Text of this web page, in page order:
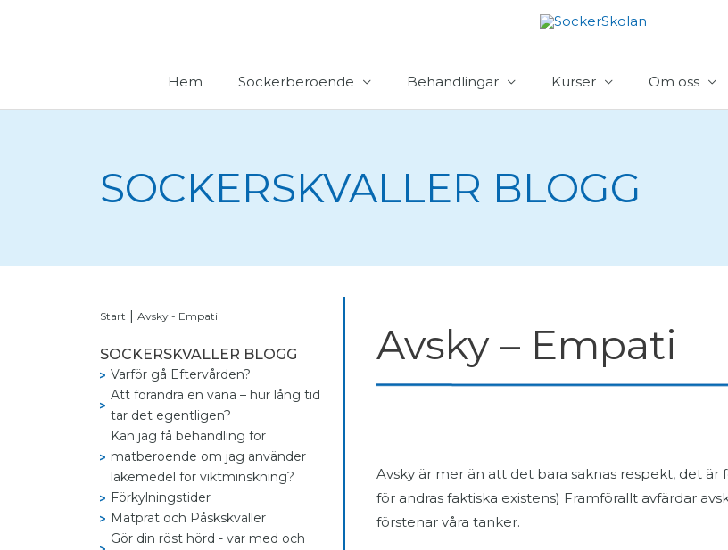
Hem
Sockerberoende Behandlingar Kurser Om oss
SOCKERSKVALLER BLOGG
Start | Avsky - Empati
SOCKERSKVALLER BLOGG
Varför gå Eftervården?
Att förändra en vana – hur lång tid
tar det egentligen?
Kan jag få behandling för
matberoende om jag använder
läkemedel för viktminskning?
Förkylningstider
Matprat och Påskskvaller
Gör din röst hörd - var med och
Avsky – Empati
Avsky är mer än att det bara saknas respekt, det
för andras faktiska existens) Framförallt avfärdar
förstenar våra tanker.